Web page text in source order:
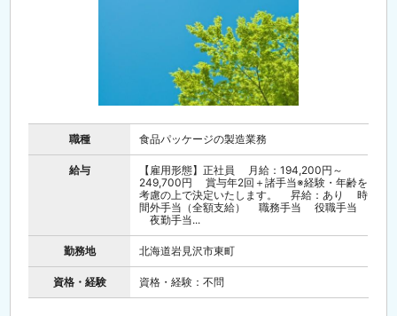
職種 食品パッケージの製造業務
給与
【雇用形態】正社員 月給：194,200円～
249,700円 賞与年2回＋諸手当※経験・年齢を
考慮の上で決定いたします。 昇給：あり 時
間外手当（全額支給） 職務手当 役職手当
夜勤手当...
勤務地 北海道岩見沢市東町
資格・経験 資格・経験：不問